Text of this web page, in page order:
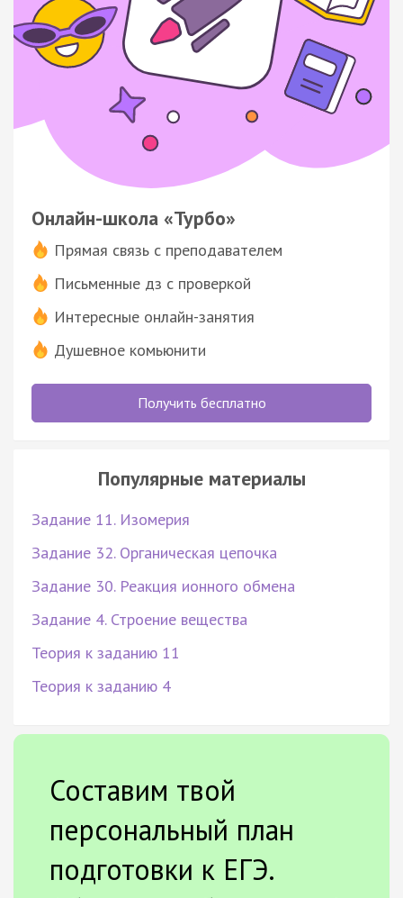
Онлайн-школа «Турбо»
Прямая связь с преподавателем
Письменные дз с проверкой
Интересные онлайн-занятия
Душевное комьюнити
Получить бесплатно
Популярные материалы
Задание 11. Изомерия
Задание 32. Органическая цепочка
Задание 30. Реакция ионного обмена
Задание 4. Строение вещества
Теория к заданию 11
Теория к заданию 4
Составим твой
персональный план
подготовки к ЕГЭ.